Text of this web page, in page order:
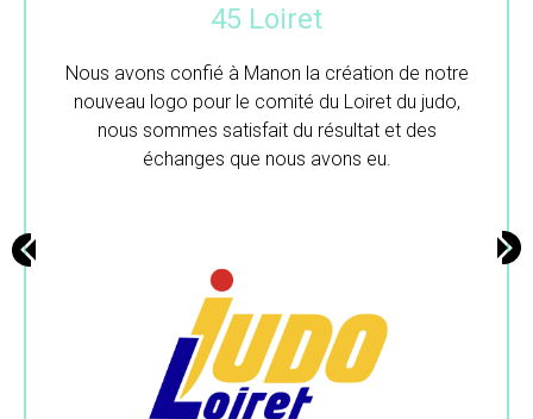
33 Gironde
Merci beaucoup pour ton travail.